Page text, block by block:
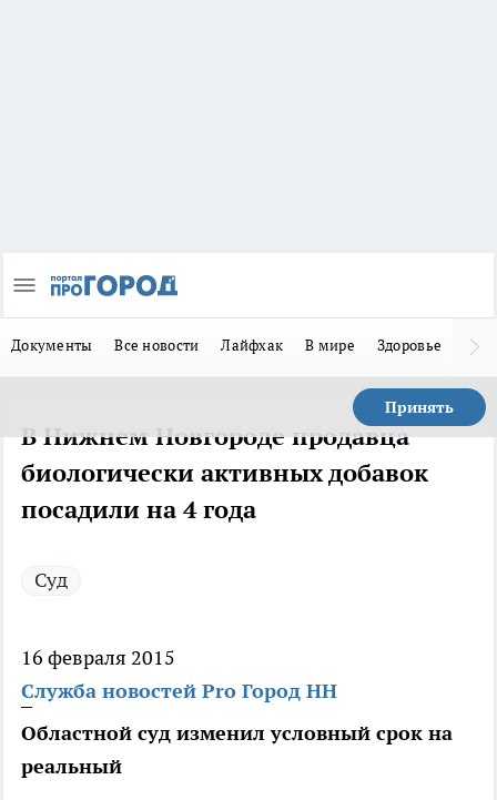
Документы Все новости Лайфхак В мире Здоровье
Принять
В Нижнем Новгороде продавца
биологически активных добавок
посадили на 4 года
Суд
16 февраля 2015
Служба новостей Pro Город НН
Областной суд изменил условный срок на
реальный